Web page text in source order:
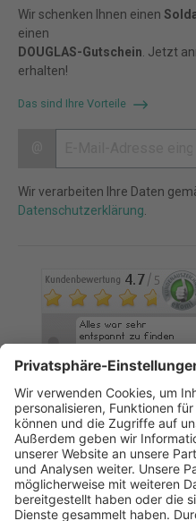
Wir schenken Ihnen einen
einen
DOUGLAS-Gutschein . Jetzt
erhalten!
Das sind Ihre Vorteile
Wir verarbeiten Ihre Daten
Datenschutzerklärung